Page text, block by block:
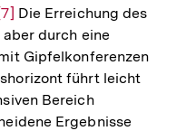
Die Erreichung des
durch eine
Gipfelkonferenzen
führt leicht
Bereich
Ergebnisse